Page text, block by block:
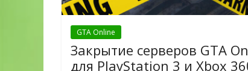
GTA Online
Закрытие серверов GTA
для PlayStation 3 и Xbox